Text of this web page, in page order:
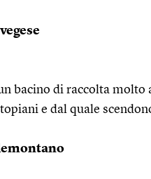
bacino di raccolta molto
e dal quale